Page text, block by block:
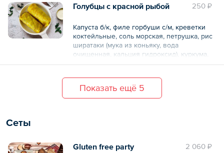
Общий вес – 110 г
Белки 4.5
Углеводы 6.45
Ккал 130.8
Общий вес – 150 г
250 ₽
Голубцы с красной рыбой
Капуста б/к, филе горбуши с/м, креветки
коктейльные, соль морская, петрушка, рис
ширатаки (мука из коньяку, вода
очищенная, кальция гидроксид), куркума,
молоко кокосовое, соль морская, специя
В порции / упаковке:
Показать ещё 5
Сеты
2 060 ₽
Gluten free party